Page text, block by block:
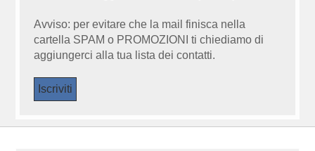
Avviso: per evitare che la mail finisca nella
cartella SPAM o PROMOZIONI ti chiediamo di
aggiungerci alla tua lista dei contatti.